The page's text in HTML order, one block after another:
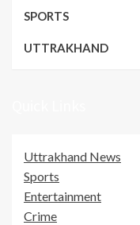
SPORTS
UTTRAKHAND
Uttrakhand News
Sports
Entertainment
Crime